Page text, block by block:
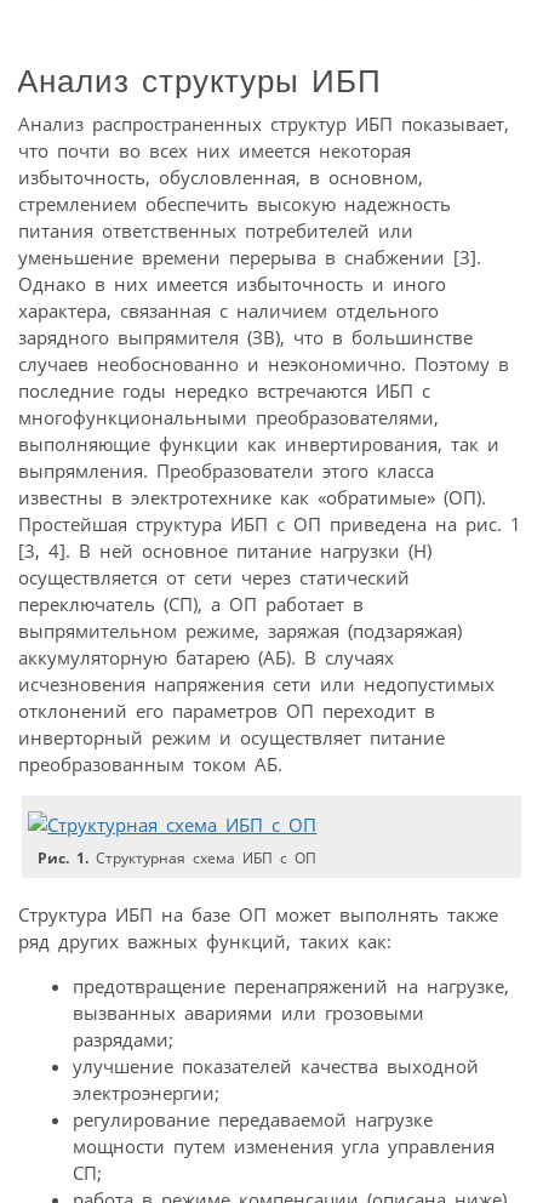
Анализ структуры ИБП
Анализ распространенных структур ИБП показывает,
что почти во всех них имеется некоторая
избыточность, обусловленная, в основном,
стремлением обеспечить высокую надежность
питания ответственных потребителей или
уменьшение времени перерыва в снабжении [3].
Однако в них имеется избыточность и иного
характера, связанная с наличием отдельного
зарядного выпрямителя (ЗВ), что в большинстве
случаев необоснованно и неэкономично. Поэтому в
последние годы нередко встречаются ИБП с
многофункциональными преобразователями,
выполняющие функции как инвертирования, так и
выпрямления. Преобразователи этого класса
известны в электротехнике как «обратимые» (ОП).
Простейшая структура ИБП с ОП приведена на рис. 1
[3, 4]. В ней основное питание нагрузки (Н)
осуществляется от сети через статический
переключатель (СП), а ОП работает в
выпрямительном режиме, заряжая (подзаряжая)
аккумуляторную батарею (АБ). В случаях
исчезновения напряжения сети или недопустимых
отклонений его параметров ОП переходит в
инверторный режим и осуществляет питание
преобразованным током АБ.
Рис. 1. Структурная схема ИБП с ОП
Структура ИБП на базе ОП может выполнять также
ряд других важных функций, таких как:
предотвращение перенапряжений на нагрузке,
вызванных авариями или грозовыми
разрядами;
улучшение показателей качества выходной
электроэнергии;
регулирование передаваемой нагрузке
мощности путем изменения угла управления
СП;